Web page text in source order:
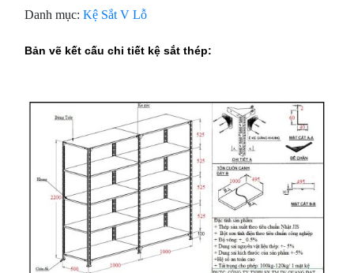
Danh mục:Kệ Sắt V Lỗ
Bản vẽ kết cấu chi tiết kệ sắt thép: